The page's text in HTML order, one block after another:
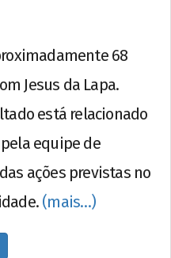
68
Jesus da Lapa.
está relacionado
equipe de
ações previstas no
(mais…)